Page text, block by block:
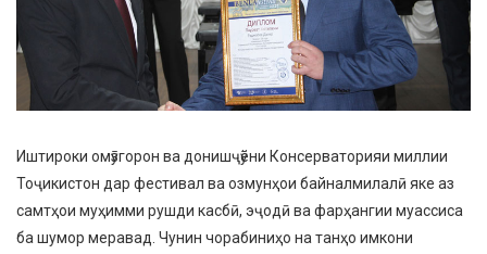
Иштироки омӯзгорон ва донишҷӯёни Консерваторияи миллии
Тоҷикистон дар фестивал ва озмунҳои байналмилалӣ яке аз
самтҳои муҳимми рушди касбӣ, эҷодӣ ва фарҳангии муассиса
ба шумор меравад. Чунин чорабиниҳо на танҳо имкони